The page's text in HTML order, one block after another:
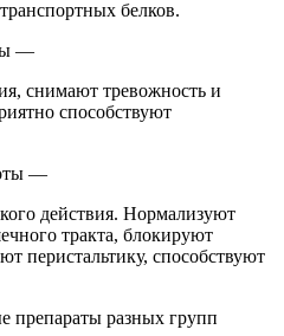
белков.
—
снимают тревожность и
способствуют
—
действия. Нормализуют
тракта, блокируют
перистальтику, способствуют
препараты разных групп